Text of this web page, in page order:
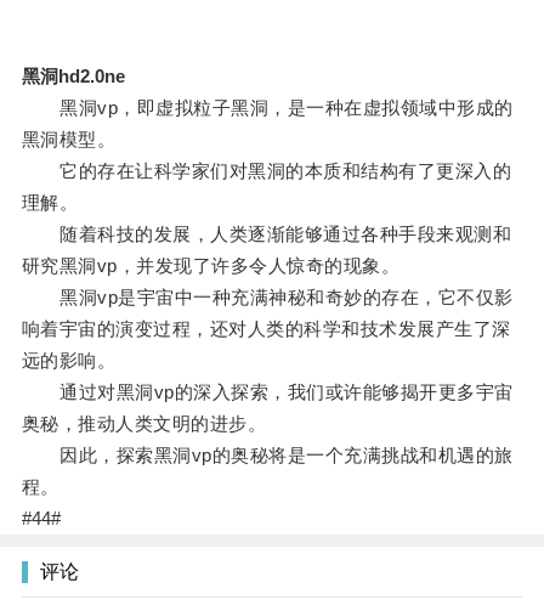
黑洞hd2.0ne
黑洞vp，即虚拟粒子黑洞，是一种在虚拟领域中形成的
黑洞模型。
它的存在让科学家们对黑洞的本质和结构有了更深入的
理解。
随着科技的发展，人类逐渐能够通过各种手段来观测和
研究黑洞vp，并发现了许多令人惊奇的现象。
黑洞vp是宇宙中一种充满神秘和奇妙的存在，它不仅影
响着宇宙的演变过程，还对人类的科学和技术发展产生了深
远的影响。
通过对黑洞vp的深入探索，我们或许能够揭开更多宇宙
奥秘，推动人类文明的进步。
因此，探索黑洞vp的奥秘将是一个充满挑战和机遇的旅
程。
#44#
评论